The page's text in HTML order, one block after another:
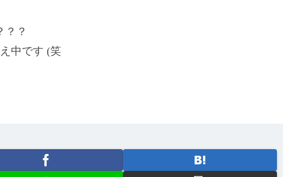
？？
中です (笑